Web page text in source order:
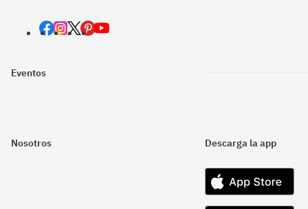
Eventos
Nosotros Descarga la app